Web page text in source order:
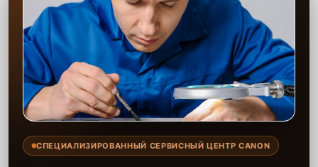
СПЕЦИАЛИЗИРОВАННЫЙ СЕРВИСНЫЙ ЦЕНТР CANON